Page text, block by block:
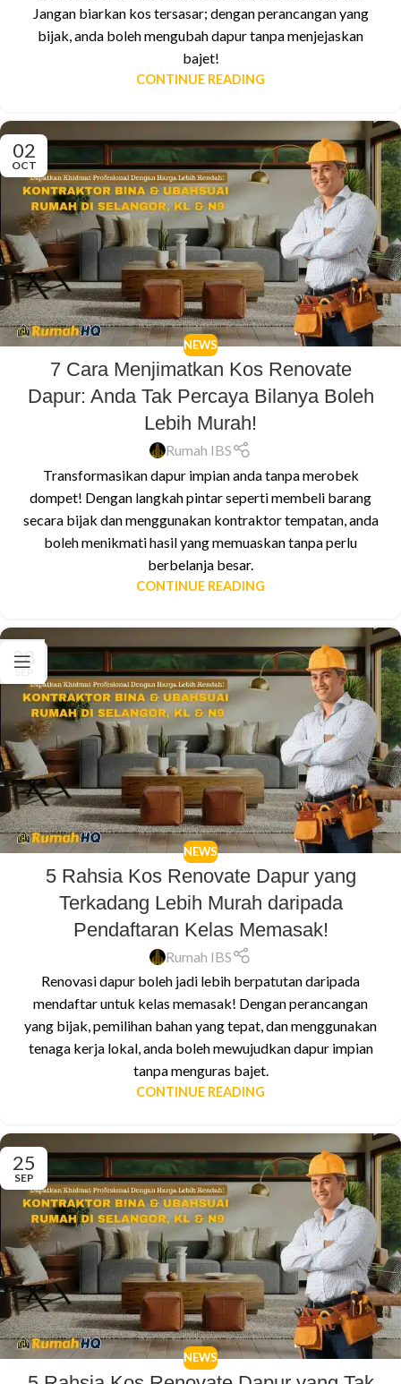
Jangan biarkan kos tersasar; dengan perancangan yang
bijak, anda boleh mengubah dapur tanpa menjejaskan
bajet!
CONTINUE READING
02
OCT
NEWS
7 Cara Menjimatkan Kos Renovate
Dapur: Anda Tak Percaya Bilanya Boleh
Lebih Murah!
Rumah IBS
Transformasikan dapur impian anda tanpa merobek
dompet! Dengan langkah pintar seperti membeli barang
secara bijak dan menggunakan kontraktor tempatan, anda
boleh menikmati hasil yang memuaskan tanpa perlu
berbelanja besar.
CONTINUE READING
28
SEP
NEWS
5 Rahsia Kos Renovate Dapur yang
Terkadang Lebih Murah daripada
Pendaftaran Kelas Memasak!
Rumah IBS
Renovasi dapur boleh jadi lebih berpatutan daripada
mendaftar untuk kelas memasak! Dengan perancangan
yang bijak, pemilihan bahan yang tepat, dan menggunakan
tenaga kerja lokal, anda boleh mewujudkan dapur impian
tanpa menguras bajet.
CONTINUE READING
25
SEP
NEWS